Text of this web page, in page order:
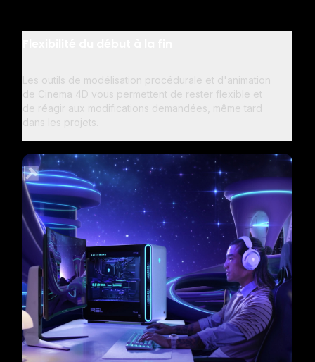
Les outils de modélisation procédurale et d'animation
de Cinema 4D vous permettent de rester flexible et
de réagir aux modifications demandées, même tard
dans les projets.